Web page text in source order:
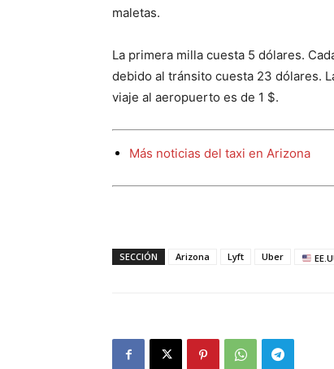
maletas.
La primera milla cuesta 5 dólares.
debido al tránsito cuesta 23 dólares.
viaje al aeropuerto es de 1 $.
Más noticias del taxi en Arizona
SECCIÓN Arizona Lyft Uber